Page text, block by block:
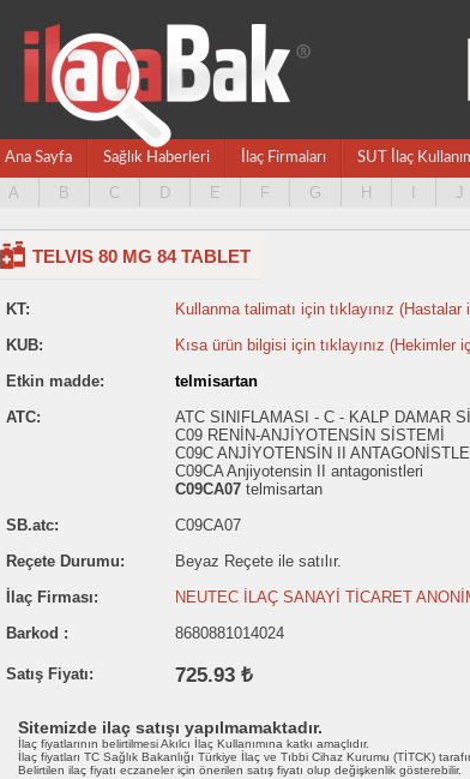
Ana Sayfa Sağlık Haberleri İlaç Firmaları SUT İlaç
A B C D E F G H J
TELVIS 80 MG 84 TABLET
KT:
Kullanma talimatı için tıklayınız (Hastalar
KUB:
Kısa ürün bilgisi için tıklayınız (Hekimler
Etkin madde:
telmisartan
ATC:
ATC SINIFLAMASI - C - KALP DAMAR
C09 RENİN-ANJİYOTENSİN SİSTEMİ
C09C ANJİYOTENSİN II
C09CA Anjiyotensin II antagonistleri
C09CA07 telmisartan
SB.atc:
C09CA07
Reçete Durumu:
Beyaz Reçete ile satılır.
İlaç Firması:
NEUTEC İLAÇ SANAYİ TİCARET
Barkod :
8680881014024
Satış Fiyatı: 725.93 ₺
Sitemizde ilaç satışı yapılmamaktadır.
İlaç fiyatlarının belirtilmesi Akılcı İlaç Kullanımına katkı amaçlıdır.
İlaç fiyatları TC Sağlık Bakanlığı Türkiye İlaç ve Tıbbi Cihaz Kurumu (TİTCK)
Belirtilen ilaç fiyatı eczaneler için önerilen satış fiyatı olup değişkenlik gösterebilir.